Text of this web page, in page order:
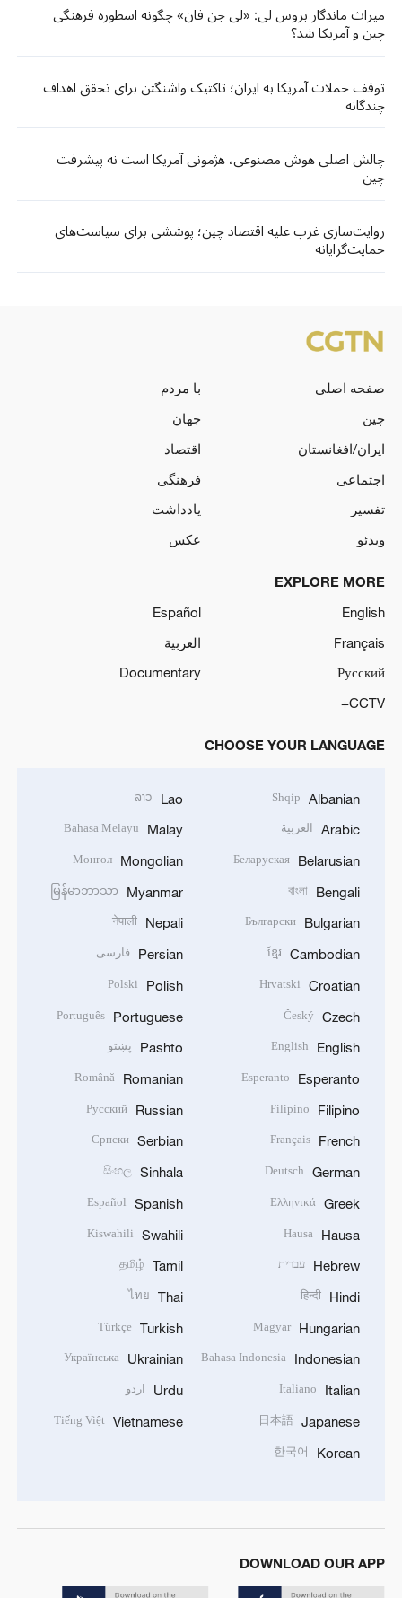
میراث ماندگار بروس لی: «لی جن فان» چگونه اسطوره فرهنگی
چین و آمریکا شد؟
توقف حملات آمریکا به ایران؛ تاکتیک واشنگتن برای تحقق اهداف
چندگانه
چالش اصلی هوش مصنوعی، هژمونی آمریکا است نه پیشرفت
چین
روایت‌سازی غرب علیه اقتصاد چین؛ پوششی برای سیاست‌های
حمایت‌گرایانه
صفحه اصلی
با مردم
چین
جهان
ایران/افغانستان
اقتصاد
اجتماعی
فرهنگی
تفسیر
یادداشت
ویدئو
عکس
EXPLORE MORE
English
Español
Français
العربية
Русский
Documentary
CCTV+
CHOOSE YOUR LANGUAGE
Albanian
Shqip
Arabic العربية
Belarusian
Беларуская
Bengali
বাংলা
Bulgarian
Български
Cambodian
ខ្មែរ
Croatian
Hrvatski
Czech
Český
English
English
Esperanto
Esperanto
Filipino
Filipino
French
Français
German
Deutsch
Greek
Ελληνικά
Hausa
Hausa
Hebrew עברית
Hindi
हिन्दी
Hungarian
Magyar
Indonesian
Bahasa Indonesia
Italian
Italiano
Japanese
日本語
Korean
한국어
Lao
ລາວ
Malay
Bahasa Melayu
Mongolian
Монгол
Myanmar
မြန်မာဘာသာ
Nepali
नेपाली
Persian فارسی
Polish
Polski
Portuguese
Português
Pashto پښتو
Romanian
Română
Russian
Русский
Serbian
Српски
Sinhala
සිංහල
Spanish
Español
Swahili
Kiswahili
Tamil
தமிழ்
Thai
ไทย
Turkish
Türkçe
Ukrainian
Українська
Urdu اردو
Vietnamese
Tiếng Việt
DOWNLOAD OUR APP